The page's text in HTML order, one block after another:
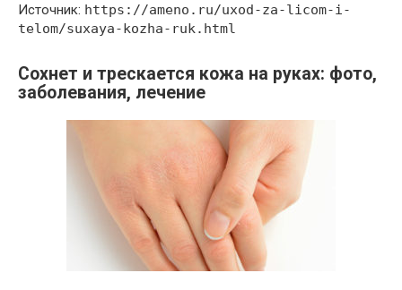
Источник: https://ameno.ru/uxod-za-licom-i-
telom/suxaya-kozha-ruk.html
Сохнет и трескается кожа на руках: фото,
заболевания, лечение